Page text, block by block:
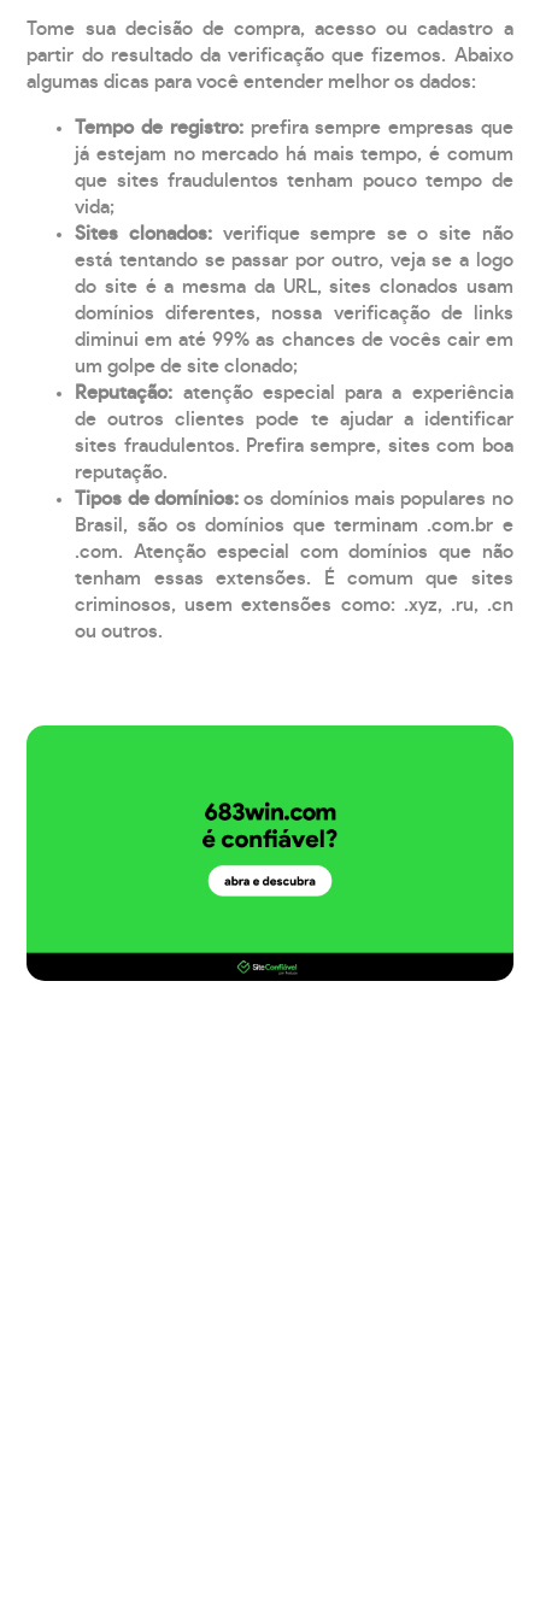
Tome sua decisão de compra, acesso ou cadastro a
partir do resultado da verificação que fizemos. Abaixo
algumas dicas para você entender melhor os dados:
Tempo de registro: prefira sempre empresas que
já estejam no mercado há mais tempo, é comum
que sites fraudulentos tenham pouco tempo de
vida;
Sites clonados: verifique sempre se o site não
está tentando se passar por outro, veja se a logo
do site é a mesma da URL, sites clonados usam
domínios diferentes, nossa verificação de links
diminui em até 99% as chances de vocês cair em
um golpe de site clonado;
Reputação: atenção especial para a experiência
de outros clientes pode te ajudar a identificar
sites fraudulentos. Prefira sempre, sites com boa
reputação.
Tipos de domínios:os domínios mais populares no
Brasil, são os domínios que terminam .com.br e
.com. Atenção especial com domínios que não
tenham essas extensões. É comum que sites
criminosos, usem extensões como: .xyz, .ru, .cn
ou outros.